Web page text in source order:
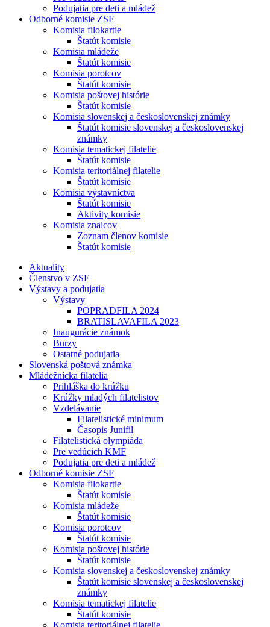
Podujatia pre deti a mládež
Odborné komisie ZSF
Komisia filokartie
Štatút komisie
Komisia mládeže
Štatút komisie
Komisia porotcov
Štatút komisie
Komisia poštovej histórie
Štatút komisie
Komisia slovenskej a československej známky
Štatút komisie slovenskej a československej
známky
Komisia tematickej filatelie
Štatút komisie
Komisia teritoriálnej filatelie
Štatút komisie
Komisia výstavníctva
Štatút komisie
Aktivity komisie
Komisia znalcov
Zoznam členov komisie
Štatút komisie
Aktuality
Členstvo v ZSF
Výstavy a podujatia
Výstavy
POPRADFILA 2024
BRATISLAVAFILA 2023
Inaugurácie známok
Burzy
Ostatné podujatia
Slovenská poštová známka
Mládežnícka filatelia
Prihláška do krúžku
Krúžky mladých filatelistov
Vzdelávanie
Filatelistické minimum
Časopis Junifil
Filatelistická olympiáda
Pre vedúcich KMF
Podujatia pre deti a mládež
Odborné komisie ZSF
Komisia filokartie
Štatút komisie
Komisia mládeže
Štatút komisie
Komisia porotcov
Štatút komisie
Komisia poštovej histórie
Štatút komisie
Komisia slovenskej a československej známky
Štatút komisie slovenskej a československej
známky
Komisia tematickej filatelie
Štatút komisie
Komisia teritoriálnej filatelie